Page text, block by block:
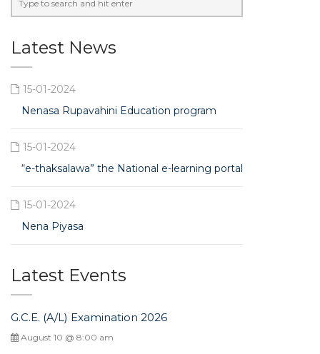
Latest News
15-01-2024
Nenasa Rupavahini Education program
15-01-2024
“e-thaksalawa” the National e-learning portal
15-01-2024
Nena Piyasa
Latest Events
G.C.E. (A/L) Examination 2026
August 10 @ 8:00 am